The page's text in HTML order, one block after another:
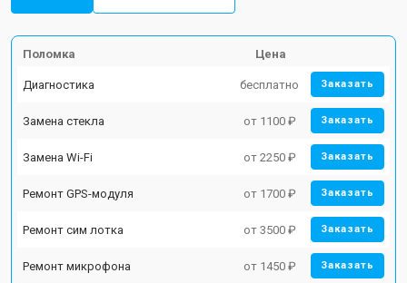
Поломка Цена
Диагностика бесплатно Заказать
Замена стекла от 1100 ₽ Заказать
Замена Wi-Fi от 2250 ₽ Заказать
Ремонт GPS-модуля от 1700 ₽ Заказать
Ремонт сим лотка от 3500 ₽ Заказать
Ремонт микрофона от 1450 ₽ Заказать